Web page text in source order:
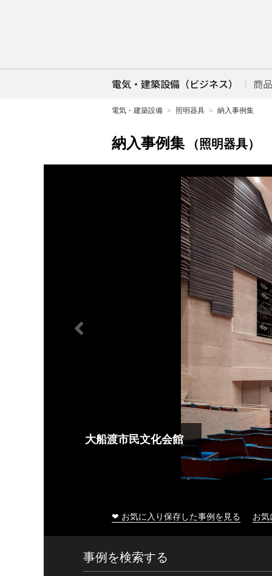
電気・建築設備（ビジネス） 商
電気・建築設備 照明器具 納入事例集
納入事例集 （照明器具）
大船渡市民文化会館
❤ お気に入り保存した事例を見る お
事例を検索する